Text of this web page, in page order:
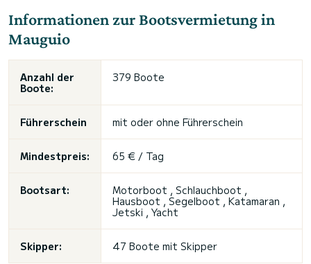
Informationen zur Bootsvermietung in
Mauguio
Anzahl der
Boote:
379 Boote
Führerschein mit oder ohne Führerschein
Mindestpreis: 65 € / Tag
Bootsart:
Motorboot , Schlauchboot ,
Hausboot , Segelboot , Katamaran ,
Jetski , Yacht
Skipper: 47 Boote mit Skipper